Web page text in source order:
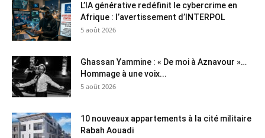
L’IA générative redéfinit le cybercrime en
Afrique : l’avertissement d’INTERPOL
5 août 2026
Ghassan Yammine : « De moi à Aznavour »…
Hommage à une voix...
5 août 2026
10 nouveaux appartements à la cité militaire
Rabah Aouadi